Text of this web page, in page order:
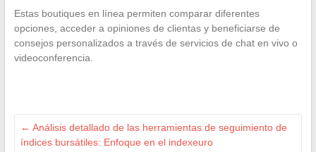
Estas boutiques en línea permiten comparar diferentes
opciones, acceder a opiniones de clientas y beneficiarse de
consejos personalizados a través de servicios de chat en vivo o
videoconferencia.
← Análisis detallado de las herramientas de seguimiento de
índices bursátiles: Enfoque en el indexeuro